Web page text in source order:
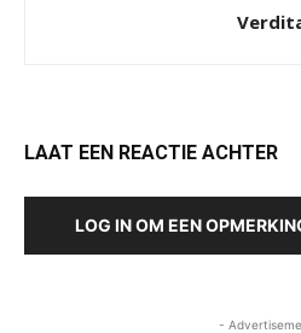
LAAT EEN REACTIE ACHTER
LOG IN OM EEN
-